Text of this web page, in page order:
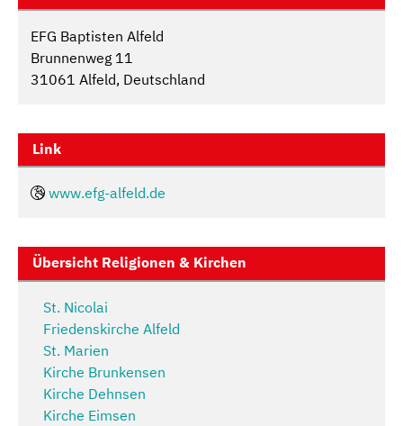
EFG Baptisten Alfeld‎
Brunnenweg 11
31061 Alfeld, Deutschland
Link
www.efg-alfeld.de
Übersicht Religionen & Kirchen
St. Nicolai
Friedenskirche Alfeld
St. Marien
Kirche Brunkensen
Kirche Dehnsen
Kirche Eimsen